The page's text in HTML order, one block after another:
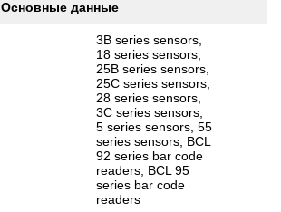
Основные данные
3B series sensors,
18 series sensors,
25B series sensors,
25C series sensors,
28 series sensors,
3C series sensors,
5 series sensors, 55
series sensors, BCL
92 series bar code
readers, BCL 95
series bar code
readers